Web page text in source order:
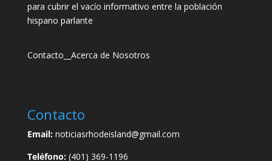
para cubrir el vacío informativo entre la población
hispano parlante
Contacto Acerca de Nosotros
Contacto
Email:noticiasrhodeisland@gmail.com
Teléfono:(401) 369-1196